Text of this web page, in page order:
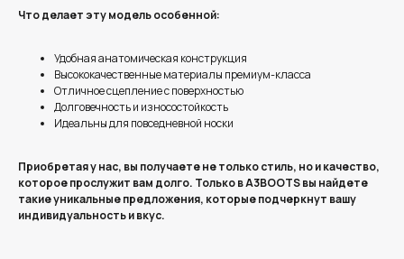
Что делает эту модель особенной:
Удобная анатомическая конструкция
Высококачественные материалы премиум-класса
Отличное сцепление с поверхностью
Долговечность и износостойкость
Идеальны для повседневной носки
Приобретая у нас, вы получаете не только стиль, но и качество,
которое прослужит вам долго. Только в A3BOOTS вы найдете
такие уникальные предложения, которые подчеркнут вашу
индивидуальность и вкус.